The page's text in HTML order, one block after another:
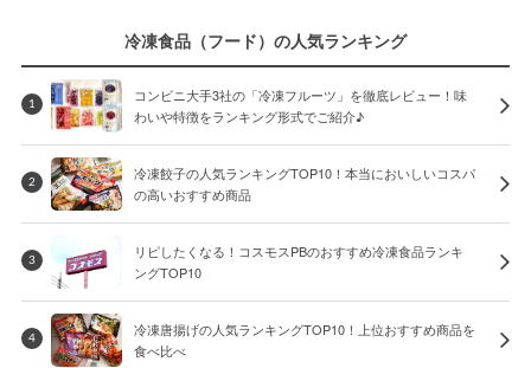
冷凍食品（フード）の人気ランキング
1
コンビニ大手3社の「冷凍フルーツ」を徹底レビュー！味
わいや特徴をランキング形式でご紹介♪
2
冷凍餃子の人気ランキングTOP10！本当においしいコスパ
の高いおすすめ商品
3
リピしたくなる！コスモスPBのおすすめ冷凍食品ランキ
ングTOP10
4
冷凍唐揚げの人気ランキングTOP10！上位おすすめ商品を
食べ比べ